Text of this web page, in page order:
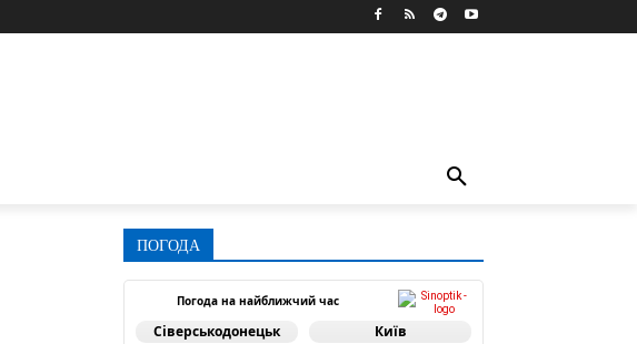
ПОГОДА
Погода на найближчий час
Сіверськодонецьк Київ